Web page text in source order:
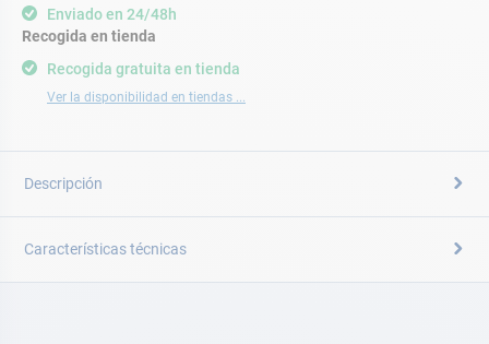
Enviado en 24/48h
Recogida gratuita en tienda
Ver la disponibilidad en tiendas ...
Recogida en tienda
Descripción
Características técnicas